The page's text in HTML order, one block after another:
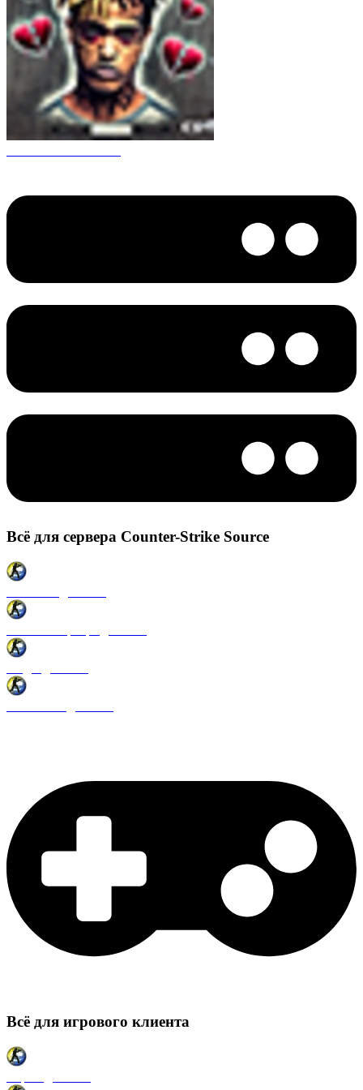
Всё для сервера Counter-Strike Source
Всё для игрового клиента